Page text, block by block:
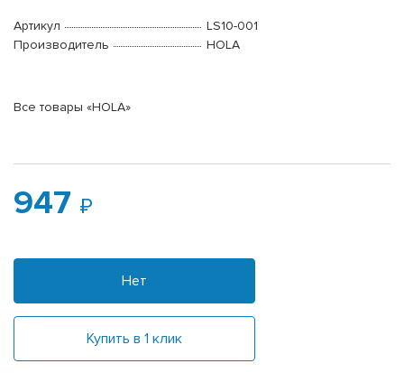
Артикул
LS10-001
Производитель
HOLA
Все товары «HOLA»
947
Нет
Купить в 1 клик